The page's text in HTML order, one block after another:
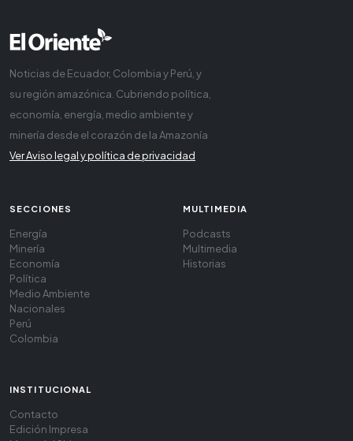
Noticias de Ecuador, Colombia y Perú, y
su región amazónica. Cubriendo política,
economía, energía, medio ambiente y
minería desde el corazón de la Amazonía
Ver Aviso legal y política de privacidad
SECCIONES
Energía
Minería
Economía
Política
Medio Ambiente
Nacionales
Perú
Colombia
MULTIMEDIA
Podcasts
Multimedia
Historias
INSTITUCIONAL
Contacto
Edición Impresa